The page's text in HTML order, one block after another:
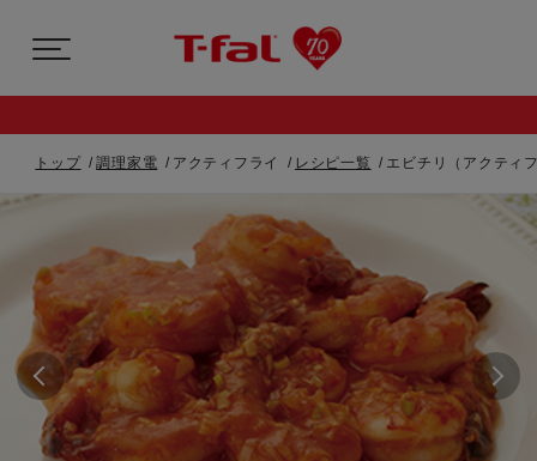
トップ 調理家電 アクティフライ レシピ一覧 エビチリ（アクティ